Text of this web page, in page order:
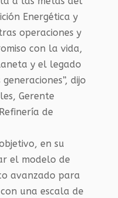
Energética y
operaciones y
con la vida,
y el legado
dijo
Gerente
de
en su
el modelo de
avanzado para
una escala de